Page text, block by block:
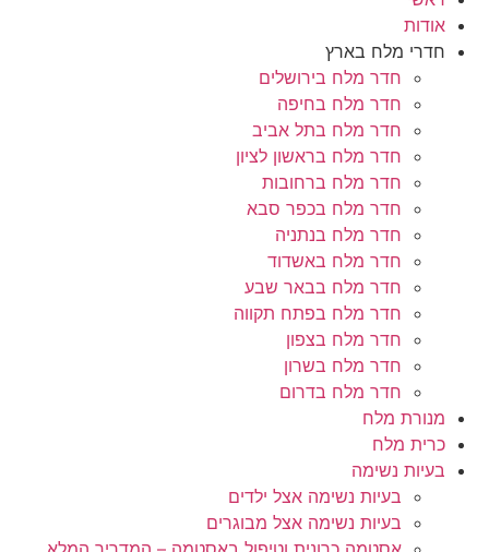
אודות
חדרי מלח בארץ
חדר מלח בירושלים
חדר מלח בחיפה
חדר מלח בתל אביב
חדר מלח בראשון לציון
חדר מלח ברחובות
חדר מלח בכפר סבא
חדר מלח בנתניה
חדר מלח באשדוד
חדר מלח בבאר שבע
חדר מלח בפתח תקווה
חדר מלח בצפון
חדר מלח בשרון
חדר מלח בדרום
מנורת מלח
כרית מלח
בעיות נשימה
בעיות נשימה אצל ילדים
בעיות נשימה אצל מבוגרים